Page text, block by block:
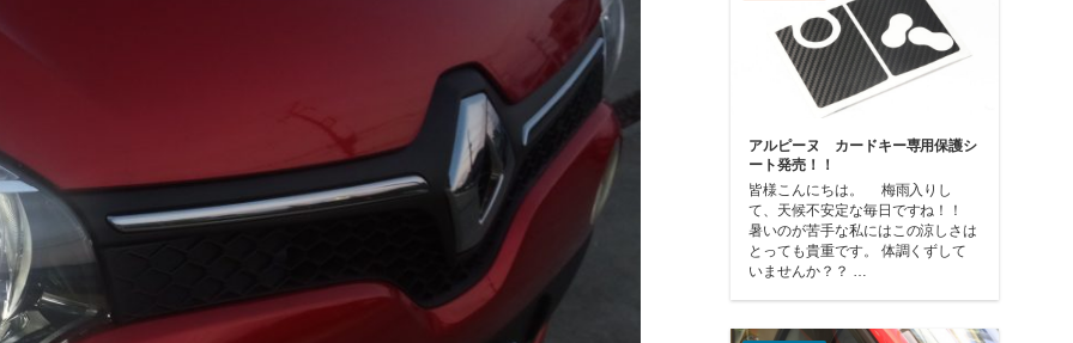
アルピーヌ カードキー専用保護シ
ート発売！！
皆様こんにちは。 梅雨入りし
て、天候不安定な毎日ですね！！
暑いのが苦手な私にはこの涼しさは
とっても貴重です。 体調くずして
いませんか？？ …